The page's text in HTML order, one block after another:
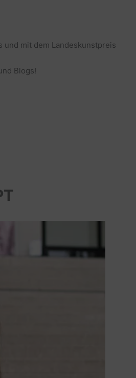
und mit dem Landeskunstpreis
Blogs!